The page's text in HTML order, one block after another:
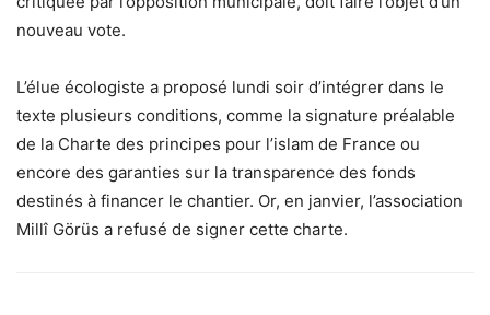
nouveau vote.
L’élue écologiste a proposé lundi soir d’intégrer dans le
texte plusieurs conditions, comme la signature préalable
de la Charte des principes pour l’islam de France ou
encore des garanties sur la transparence des fonds
destinés à financer le chantier. Or, en janvier, l’association
Millî Görüs a refusé de signer cette charte.